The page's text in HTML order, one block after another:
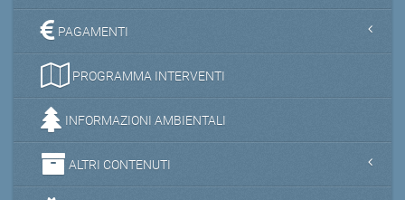
PAGAMENTI
PROGRAMMA INTERVENTI
INFORMAZIONI AMBIENTALI
ALTRI CONTENUTI